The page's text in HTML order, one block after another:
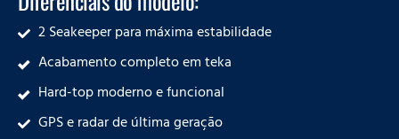
2 Seakeeper para máxima estabilidade
Acabamento completo em teka
Hard-top moderno e funcional
GPS e radar de última geração